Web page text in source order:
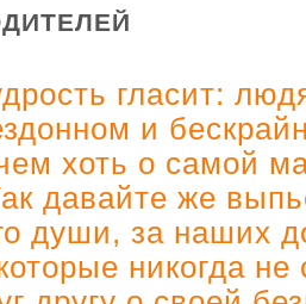
гласит:
и
хоть о самой
же
души, за наших
никогда не